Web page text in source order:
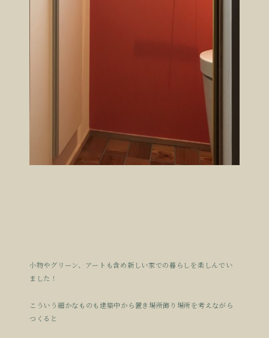
小物やグリーン、アートも含め新しい家での暮らしを楽しんでい
ました！
こういう細かなものも建築中から置き場所飾り場所を考えながら
つくると